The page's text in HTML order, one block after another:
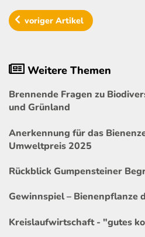
vorigerArtikel
Weitere Themen
Brennende Fragen zu
und Grünland
Anerkennung für das
Umweltpreis 2025
Rückblick Gumpensteiner
Gewinnspiel – Bienenpflanze
Kreislaufwirtschaft - "gutes